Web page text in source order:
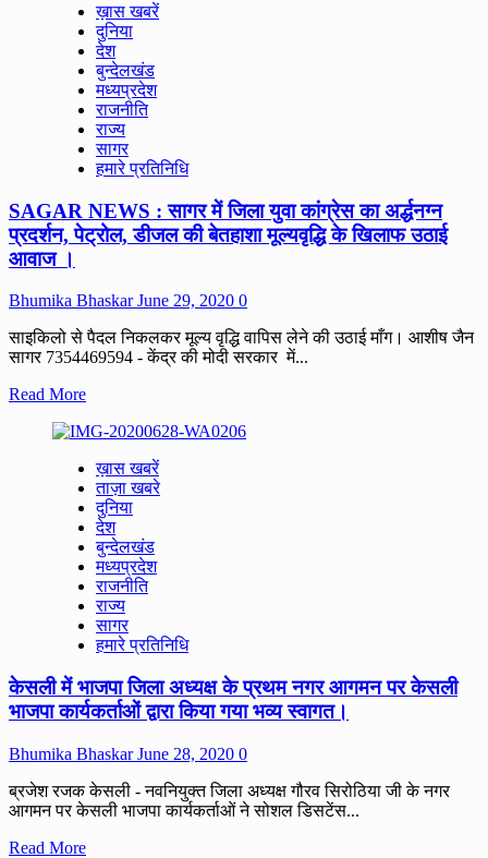
शिकायत।
मकरोनिया
कांग्रेस
मनाया
काला
दिवस
,काली
बांधकर
किया
विरोध
ख़ास खबरें
दुनिया
देश
बुन्देलखंड
मध्यप्रदेश
राजनीति
राज्य
सागर
हमारे प्रतिनिधि
SAGAR NEWS : सागर में जिला युवा कांग्रेस का अर्द्धनग्न
प्रदर्शन, पेट्रोल, डीजल की बेतहाशा मूल्यवृद्धि के खिलाफ उठाई
आवाज ।
Bhumika BhaskarJune 29, 2020 0
साइकिलो से पैदल निकलकर मूल्य वृद्धि वापिस लेने की उठाई माँग। आशीष जैन
सागर 7354469594 - केंद्र की मोदी सरकार में...
Read MoreRead
about
NEWS
सागर
जिला
युवा
कांग्रेस
का
अर्द्धनग्न
प्रदर्शन,
डीजल
की
बेतहाशा
मूल्यवृद्धि
के
खिलाफ
उठाई
।
ख़ास खबरें
ताज़ा खबरे
दुनिया
देश
बुन्देलखंड
मध्यप्रदेश
राजनीति
राज्य
सागर
हमारे प्रतिनिधि
केसली में भाजपा जिला अध्यक्ष के प्रथम नगर आगमन पर केसली
भाजपा कार्यकर्ताओं द्वारा किया गया भव्य स्वागत।
Bhumika BhaskarJune 28, 2020 0
ब्रजेश रजक केसली - नवनियुक्त जिला अध्यक्ष गौरव सिरोठिया जी के नगर
आगमन पर केसली भाजपा कार्यकर्ताओं ने सोशल डिसटेंस...
Read MoreRead